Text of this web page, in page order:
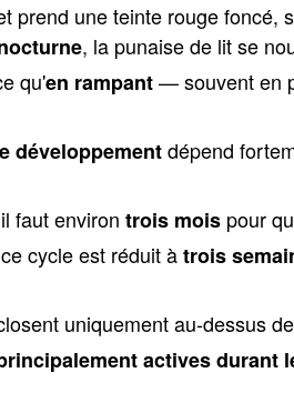
prend une teinte rouge foncé,
, la punaise de lit se
qu'en rampant— souvent en
développementdépend
faut environ trois mois pour
cycle est réduit àtrois
uniquement au-dessus de
actives durant